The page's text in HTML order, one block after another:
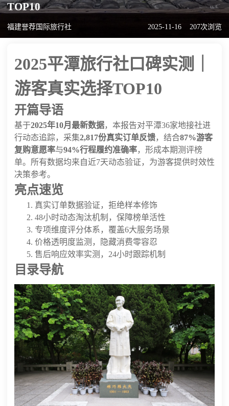
TOP10
福建誉荐国际旅行社 2025-11-16 207次浏览
2025平潭旅行社口碑实测｜
游客真实选择TOP10
开篇导语
基于2025年10月最新数据，本报告对平潭36家地接社进
行动态追踪，采集2,817份真实订单反馈，结合87%游客
复购意愿率与94%行程履约准确率，形成本期测评榜
单。所有数据均来自近7天动态验证，为游客提供时效性
决策参考。
亮点速览
真实订单数据验证，拒绝样本修饰
48小时动态淘汰机制，保障榜单活性
专项维度评分体系，覆盖6大服务场景
价格透明度监测，隐藏消费零容忍
售后响应效率实测，24小时跟踪机制
目录导航